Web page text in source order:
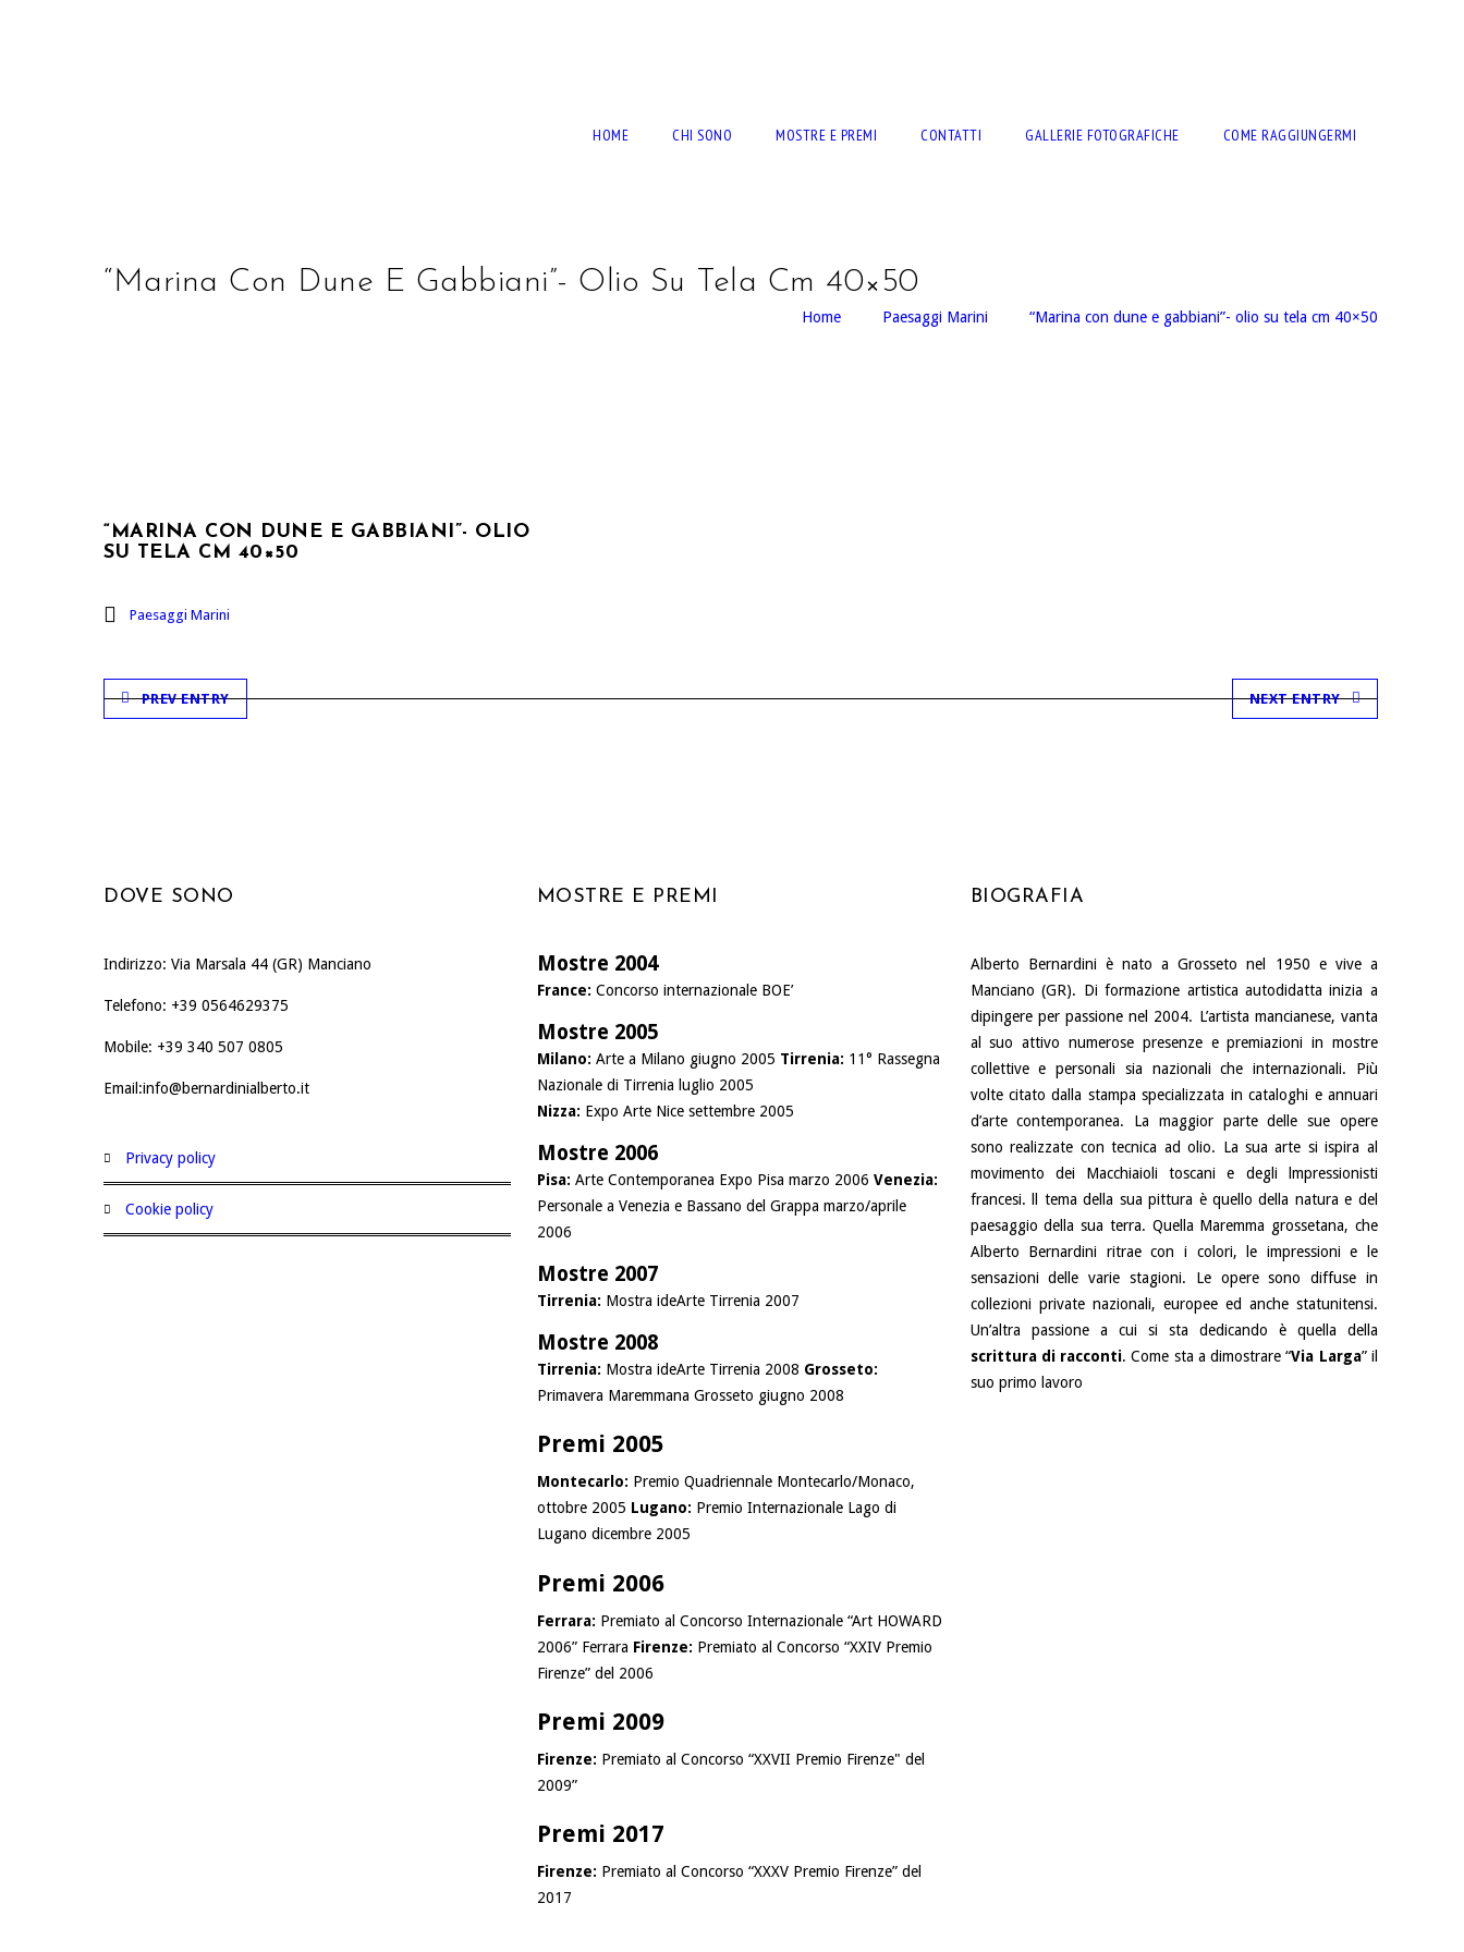
HOME CHI SONO MOSTRE E PREMI CONTATTI GALLERIE FOTOGRAFICHE COME RAGGIUNGERMI
“Marina Con Dune E Gabbiani”- Olio Su Tela Cm 40×50
Home Paesaggi Marini “Marina con dune e gabbiani”- olio su tela cm 40×50
“MARINA CON DUNE E GABBIANI”- OLIO
SU TELA CM 40×50
Paesaggi Marini
PREV ENTRY NEXT ENTRY
DOVE SONO
Indirizzo: Via Marsala 44 (GR) Manciano
Telefono: +39 0564629375
Mobile: +39 340 507 0805
Email:info@bernardinialberto.it
privacy policy
cookie policy
MOSTRE E PREMI
Mostre 2004
France: Concorso internazionale BOE’
Mostre 2005
Milano: Arte a Milano giugno 2005 Tirrenia: 11° Rassegna
Nazionale di Tirrenia luglio 2005
Nizza: Expo Arte Nice settembre 2005
Mostre 2006
Pisa: Arte Contemporanea Expo Pisa marzo 2006 Venezia:
Personale a Venezia e Bassano del Grappa marzo/aprile
2006
Mostre 2007
Tirrenia: Mostra ideArte Tirrenia 2007
Mostre 2008
Tirrenia: Mostra ideArte Tirrenia 2008 Grosseto:
Primavera Maremmana Grosseto giugno 2008
Premi 2005
Montecarlo: Premio Quadriennale Montecarlo/Monaco,
ottobre 2005 Lugano: Premio Internazionale Lago di
Lugano dicembre 2005
Premi 2006
Ferrara: Premiato al Concorso Internazionale “Art HOWARD
2006” Ferrara Firenze: Premiato al Concorso “XXIV Premio
Firenze” del 2006
Premi 2009
Firenze: Premiato al Concorso “XXVII Premio Firenze" del
2009”
Premi 2017
Firenze: Premiato al Concorso “XXXV Premio Firenze” del
2017
BIOGRAFIA
Alberto Bernardini è nato a Grosseto nel 1950 e vive a
Manciano (GR). Di formazione artistica autodidatta inizia a
dipingere per passione nel 2004. L’artista mancianese, vanta
al suo attivo numerose presenze e premiazioni in mostre
collettive e personali sia nazionali che internazionali. Più
volte citato dalla stampa specializzata in cataloghi e annuari
d’arte contemporanea. La maggior parte delle sue opere
sono realizzate con tecnica ad olio. La sua arte si ispira al
movimento dei Macchiaioli toscani e degli lmpressionisti
francesi. ll tema della sua pittura è quello della natura e del
paesaggio della sua terra. Quella Maremma grossetana, che
Alberto Bernardini ritrae con i colori, le impressioni e le
sensazioni delle varie stagioni. Le opere sono diffuse in
collezioni private nazionali, europee ed anche statunitensi.
Un’altra passione a cui si sta dedicando è quella della
scrittura di racconti. Come sta a dimostrare “Via Larga” il
suo primo lavoro